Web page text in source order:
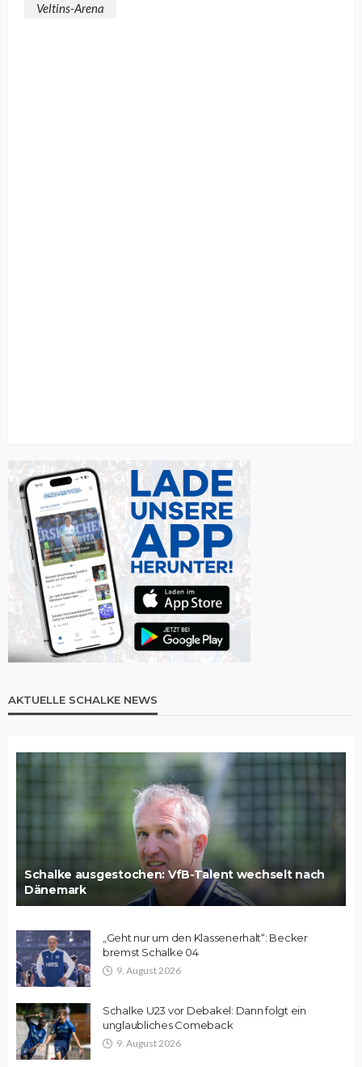
Veltins-Arena
AKTUELLE SCHALKE NEWS
Schalke ausgestochen: VfB-Talent wechselt nach
Dänemark
„Geht nur um den Klassenerhalt“: Becker
bremst Schalke 04
9. August 2026
Schalke U23 vor Debakel: Dann folgt ein
unglaubliches Comeback
9. August 2026